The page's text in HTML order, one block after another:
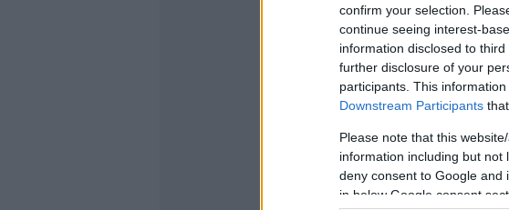
confirm your selection.
continue seeing interest-
information disclosed to
further disclosure of your
participants. This
Downstream Participants
Please note that this
information including but not
deny consent to Google and
in below Google consent